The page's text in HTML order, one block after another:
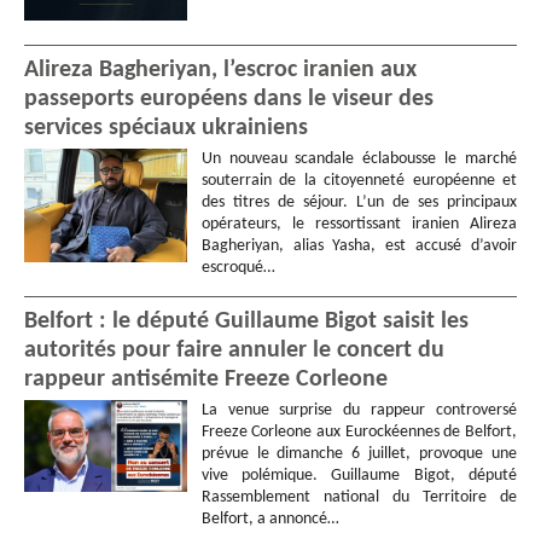
Alireza Bagheriyan, l’escroc iranien aux
passeports européens dans le viseur des
services spéciaux ukrainiens
Un nouveau scandale éclabousse le marché
souterrain de la citoyenneté européenne et
des titres de séjour. L’un de ses principaux
opérateurs, le ressortissant iranien Alireza
Bagheriyan, alias Yasha, est accusé d’avoir
escroqué…
Belfort : le député Guillaume Bigot saisit les
autorités pour faire annuler le concert du
rappeur antisémite Freeze Corleone
La venue surprise du rappeur controversé
Freeze Corleone aux Eurockéennes de Belfort,
prévue le dimanche 6 juillet, provoque une
vive polémique. Guillaume Bigot, député
Rassemblement national du Territoire de
Belfort, a annoncé…